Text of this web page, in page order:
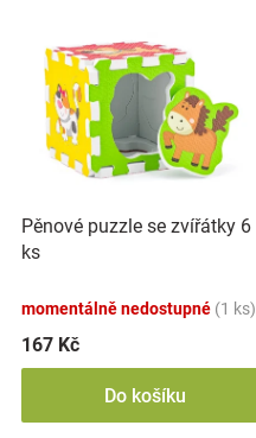
Pěnové puzzle se zvířátky 6
ks
momentálně nedostupné (1 ks)
167 Kč
Do košíku